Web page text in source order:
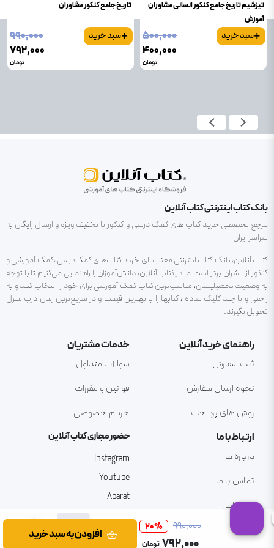
۹۹۰٬۰۰۰ 20%
۷۹۲٬۰۰۰ تومان
افزودن به سبد خرید
تیزشیم تاریخ جامع کنکور انسانی مشاوران
آموزش
+سبد خرید
۵۰۰٬۰۰۰
۴۰۰٬۰۰۰
تومان
تاریخ جامع کنکور مشاوران
+سبد خرید
۹۹۰٬۰۰۰
۷۹۲٬۰۰۰
تومان
بانک کتاب اینترنتی کتاب آنلاین
مرجع تخصصی خرید کتاب های کمک درسی و کنکور با تخفیف ویژه و ارسال رایگان به
سراسر ایران
کتاب آنلاین، بانک کتاب اینترنتی معتبر برای خرید کتاب‌های کمک‌درسی ،کمک آموزشی و
کنکور از ناشران برتر است.ما در کتاب آنلاین، دانش‌آموزان را راهنمایی می‌کنیم تا با توجه
به وضعیت تحصیلیشان، مناسب‌ترین کتاب کمک آموزشی برای خود را انتخاب کنند و به
راحتی و با چند کلیک ساده ، کتابها را با بهترین قیمت و در سریع‌ترین زمان درب منزل
تحویل بگیرند.
راهنمای خرید آنلاین
ثبت سفارش
نحوه ارسال سفارش
روش های پرداخت
خدمات مشتریان
سوالات متداول
قوانین و مقررات
حریم خصوصی
ارتباط با ما
درباره ما
تماس با ما
پشتیبانی
حضور مجازی کتاب آنلاین
Instagram
Youtube
Aparat